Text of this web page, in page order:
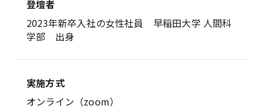
登壇者
2023年新卒入社の女性社員 早稲田大学 人間科
学部 出身
実施方式
オンライン（zoom）